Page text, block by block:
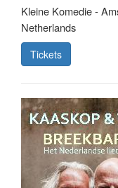
Kleine Komedie -
Netherlands
Tickets